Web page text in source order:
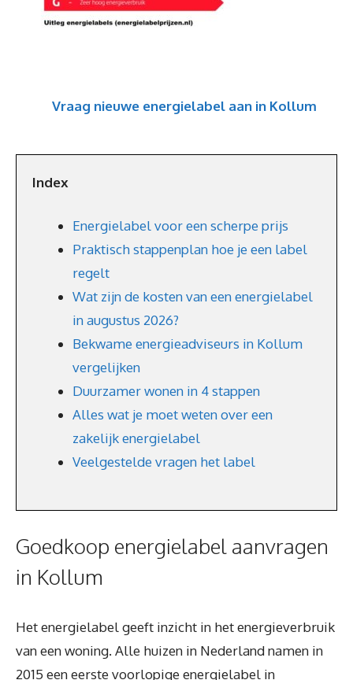
Vraag nieuwe energielabel aan in Kollum
Index
Energielabel voor een scherpe prijs
Praktisch stappenplan hoe je een label
regelt
Wat zijn de kosten van een energielabel
in augustus 2026?
Bekwame energieadviseurs in Kollum
vergelijken
Duurzamer wonen in 4 stappen
Alles wat je moet weten over een
zakelijk energielabel
Veelgestelde vragen het label
Goedkoop energielabel aanvragen
in Kollum
Het energielabel geeft inzicht in het energieverbruik
van een woning. Alle huizen in Nederland namen in
2015 een eerste voorlopige energielabel in